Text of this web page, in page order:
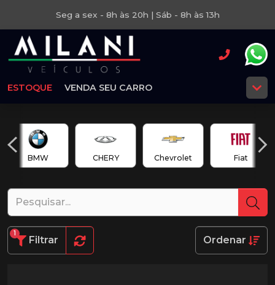
Seg a sex - 8h às 20h | Sáb - 8h às 13h
ESTOQUE VENDA SEU CARRO
BMW CHERY Chevrolet Fiat
Filtrar
1
Ordenar